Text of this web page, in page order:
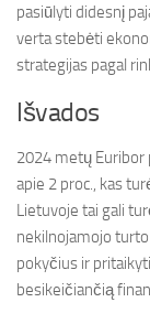
pasiūlyti didesnį
verta stebėti
strategijas pagal
Išvados
2024 metų Euribor
apie 2 proc., kas
Lietuvoje tai gali
nekilnojamojo
pokyčius ir
besikeičiančią